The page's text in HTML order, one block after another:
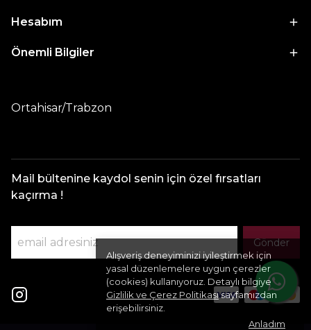
Alışveriş deneyiminizi iyileştirmek için
yasal düzenlemelere uygun çerezler
(cookies) kullanıyoruz. Detaylı bilgiye
Gizlilik ve Çerez Politikasısayfamızdan
erişebilirsiniz.
Anladım
Hesabım
Önemli Bilgiler
Ortahisar/Trabzon
Mail bültenine kaydol senin için özel fırsatları
kaçırma !
Gönder